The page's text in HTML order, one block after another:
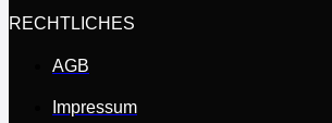
RECHTLICHES
AGB
Impressum